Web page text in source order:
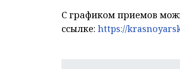
С графиком приемов
ссылке: https://